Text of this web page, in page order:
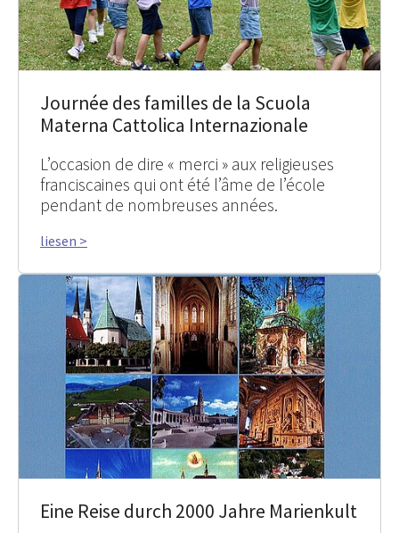
Journée des familles de la Scuola
Materna Cattolica Internazionale
L’occasion de dire « merci » aux religieuses
franciscaines qui ont été l’âme de l’école
pendant de nombreuses années.
liesen >
Eine Reise durch 2000 Jahre Marienkult